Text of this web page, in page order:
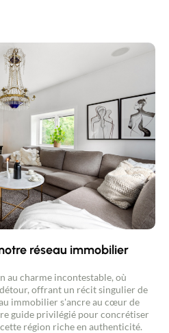
réseau immobilier
au charme incontestable, où
offrant un récit singulier de
immobilier s'ancre au cœur de
guide privilégié pour concrétiser
région riche en authenticité.